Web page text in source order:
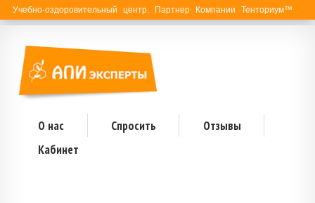
Учебно-оздоровительный центр. Партнер Компании Тенториум™
О нас Спросить
Отзывы
Кабинет